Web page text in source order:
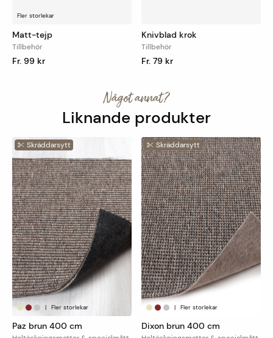
Avvikelser
Minimimått
Minimimått vid beställning är en
Fler storlekar
Matt-tejp
Tillbehör
Fr. 99 kr
Knivblad krok
Tillbehör
Fr. 79 kr
Något annat?
Liknande produkter
Skräddarsytt
| Fler storlekar
Paz brun 400 cm
Skräddarsytt
| Fler storlekar
Dixon brun 400 cm